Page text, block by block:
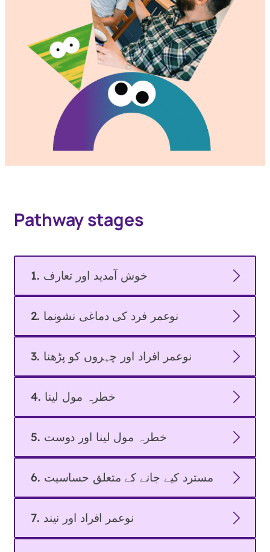
Pathway stages
1. خوش آمدید اور تعارف
2. نوعمر فرد کی دماغی نشونما
3. نوعمر افراد اور چہروں کو پڑھنا
4. خطرہ مول لینا
5. خطرہ مول لینا اور دوست
6. مسترد کیے جانے کے متعلق حساسیت
7. نوعمر افراد اور نیند